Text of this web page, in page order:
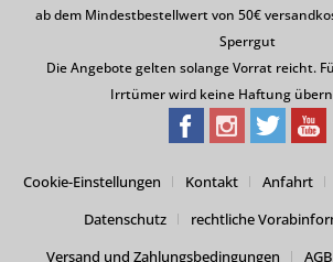
ab dem Mindestbestellwert von 50€
Sperrgut
Die Angebote gelten solange Vorrat reicht.
Irrtümer wird keine Haftung
Cookie-Einstellungen Kontakt Anfahrt
Datenschutz
rechtliche
Versand und Zahlungsbedingungen
AGB